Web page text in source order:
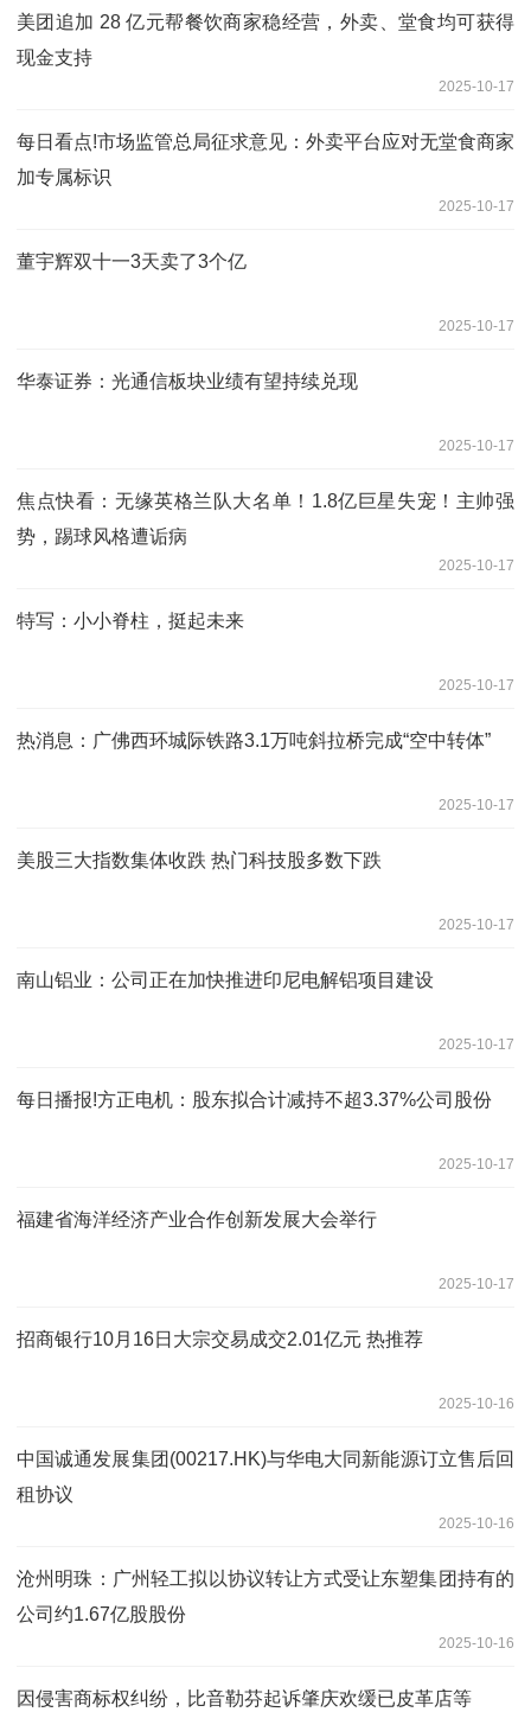
美团追加 28 亿元帮餐饮商家稳经营，外卖、堂食均可获得
现金支持
2025-10-17
每日看点!市场监管总局征求意见：外卖平台应对无堂食商家
加专属标识
2025-10-17
董宇辉双十一3天卖了3个亿
2025-10-17
华泰证券：光通信板块业绩有望持续兑现
2025-10-17
焦点快看：无缘英格兰队大名单！1.8亿巨星失宠！主帅强
势，踢球风格遭诟病
2025-10-17
特写：小小脊柱，挺起未来
2025-10-17
热消息：广佛西环城际铁路3.1万吨斜拉桥完成“空中转体”
2025-10-17
美股三大指数集体收跌 热门科技股多数下跌
2025-10-17
南山铝业：公司正在加快推进印尼电解铝项目建设
2025-10-17
每日播报!方正电机：股东拟合计减持不超3.37%公司股份
2025-10-17
福建省海洋经济产业合作创新发展大会举行
2025-10-17
招商银行10月16日大宗交易成交2.01亿元 热推荐
2025-10-16
中国诚通发展集团(00217.HK)与华电大同新能源订立售后回
租协议
2025-10-16
沧州明珠：广州轻工拟以协议转让方式受让东塑集团持有的
公司约1.67亿股股份
2025-10-16
因侵害商标权纠纷，比音勒芬起诉肇庆欢缓已皮革店等